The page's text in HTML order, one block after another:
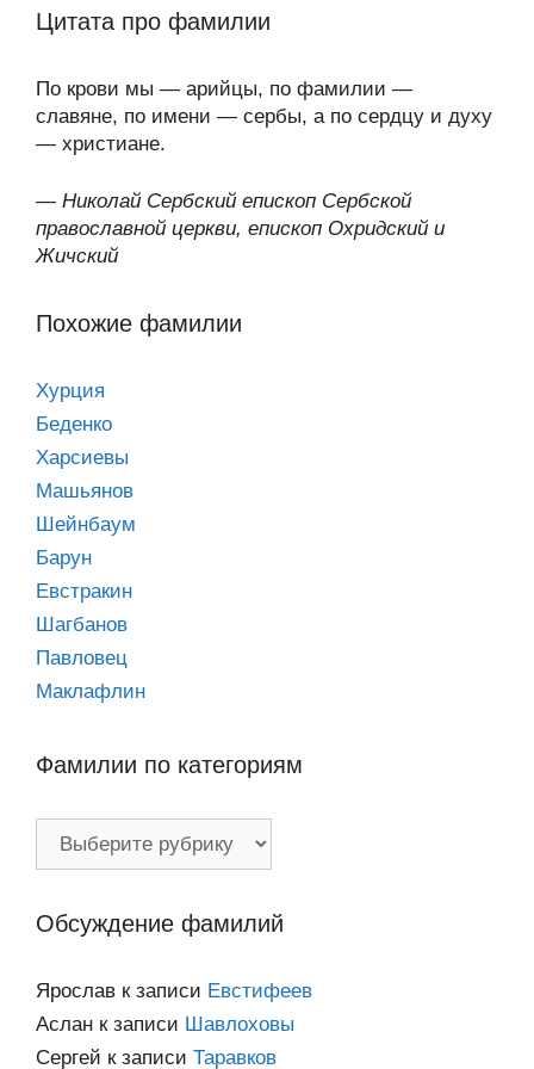
Цитата про фамилии
По крови мы — арийцы, по фамилии —
славяне, по имени — сербы, а по сердцу и духу
— христиане.
— Николай Сербский епископ Сербской
православной церкви, епископ Охридский и
Жичский
Похожие фамилии
Хурция
Беденко
Харсиевы
Машьянов
Шейнбаум
Барун
Евстракин
Шагбанов
Павловец
Маклафлин
Фамилии по категориям
Фамилии
Обсуждение фамилий
Ярослав к записи Евстифеев
Аслан к записи Шавлоховы
Сергей к записи Таравков